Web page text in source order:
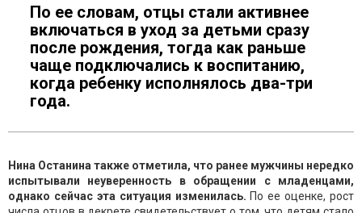
По ее словам, отцы стали активнее
включаться в уход за детьми сразу
после рождения, тогда как раньше
чаще подключались к воспитанию,
когда ребенку исполнялось два-три
года.
Нина Останина также отметила, что ранее мужчины нередко
испытывали неуверенность в обращении с младенцами,
однако сейчас эта ситуация изменилась. По ее оценке, рост